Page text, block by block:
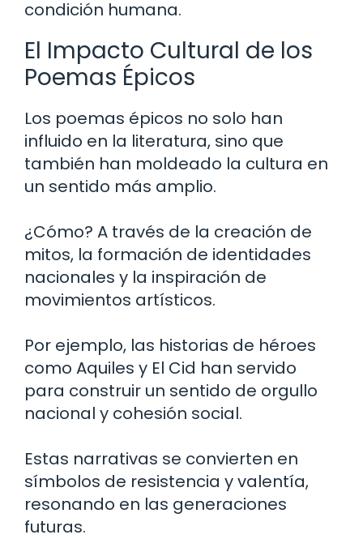
condición humana.
El Impacto Cultural de los
Poemas Épicos
Los poemas épicos no solo han
influido en la literatura, sino que
también han moldeado la cultura en
un sentido más amplio.
¿Cómo? A través de la creación de
mitos, la formación de identidades
nacionales y la inspiración de
movimientos artísticos.
Por ejemplo, las historias de héroes
como Aquiles y El Cid han servido
para construir un sentido de orgullo
nacional y cohesión social.
Estas narrativas se convierten en
símbolos de resistencia y valentía,
resonando en las generaciones
futuras.